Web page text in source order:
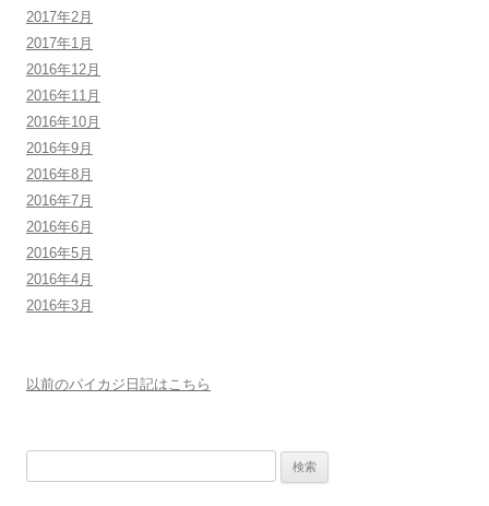
2017年2月
2017年1月
2016年12月
2016年11月
2016年10月
2016年9月
2016年8月
2016年7月
2016年6月
2016年5月
2016年4月
2016年3月
以前のパイカジ日記はこちら